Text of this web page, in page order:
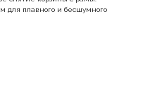
для плавного и бесшумного